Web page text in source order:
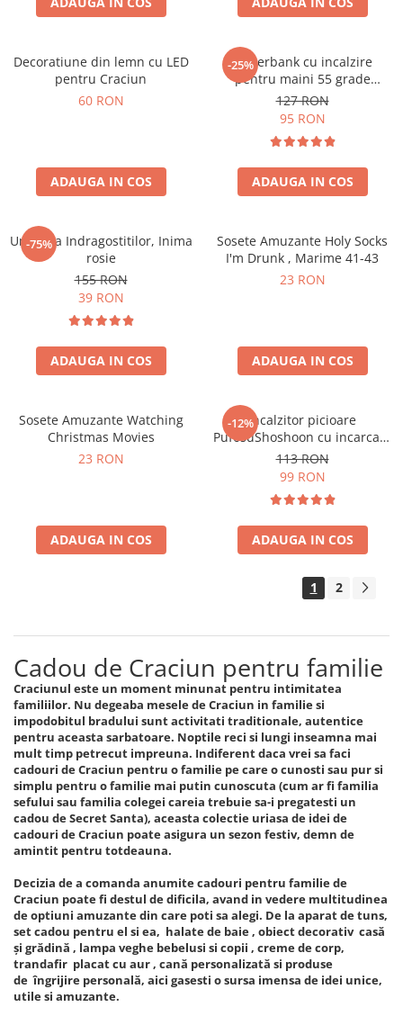
Decoratiune din lemn cu LED
pentru Craciun
60 RON
ADAUGA IN COS
-25%
Powerbank cu incalzire
pentru maini 55 grade
Bucuria frigurosilor
10000mAh
127 RON
95 RON
ADAUGA IN COS
-75%
Umbrela Indragostitilor, Inima
rosie
155 RON
39 RON
ADAUGA IN COS
Sosete Amuzante Holy Socks
I'm Drunk , Marime 41-43
23 RON
ADAUGA IN COS
Sosete Amuzante Watching
Christmas Movies
23 RON
ADAUGA IN COS
-12%Incalzitor picioare
PufosuShoshoon cu incarcare
USB
113 RON
99 RON
ADAUGA IN COS
1 2
Cadou de Craciun pentru familie
Craciunul este un moment minunat pentru intimitatea
familiilor. Nu degeaba mesele de Craciun in familie si
impodobitul bradului sunt activitati traditionale, autentice
pentru aceasta sarbatoare. Noptile reci si lungi inseamna mai
mult timp petrecut impreuna. Indiferent daca vrei sa faci
cadouri de Craciun pentru o familie pe care o cunosti sau pur si
simplu pentru o familie mai putin cunoscuta (cum ar fi familia
sefului sau familia colegei careia trebuie sa-i pregatesti un
cadou de Secret Santa), aceasta colectie uriasa de idei de
cadouri de Craciun poate asigura un sezon festiv, demn de
amintit pentru totdeauna.
Decizia de a comanda anumite cadouri pentru familie de
Craciun poate fi destul de dificila, avand in vedere multitudinea
de optiuni amuzante din care poti sa alegi. De la aparat de tuns,
set cadou pentru el si ea, halate de baie , obiect decorativ casă
și grădină , lampa veghe bebelusi si copii , creme de corp,
trandafir placat cu aur , cană personalizată si produse
de îngrijire personală, aici gasesti o sursa imensa de idei unice,
utile si amuzante.